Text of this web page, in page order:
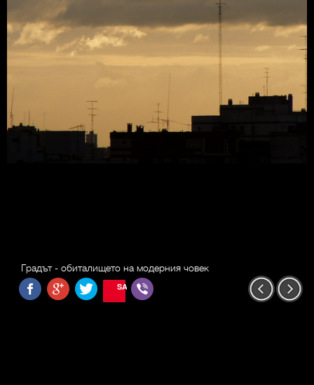
Градът - обиталището на модерния човек
SAVE